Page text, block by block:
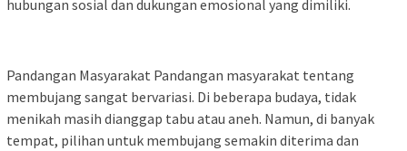
hubungan sosial dan dukungan emosional yang dimiliki.
Pandangan Masyarakat Pandangan masyarakat tentang
membujang sangat bervariasi. Di beberapa budaya, tidak
menikah masih dianggap tabu atau aneh. Namun, di banyak
tempat, pilihan untuk membujang semakin diterima dan